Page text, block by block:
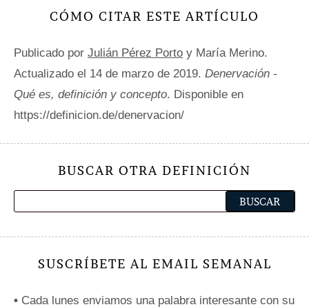
CÓMO CITAR ESTE ARTÍCULO
Publicado por Julián Pérez Porto y María Merino.
Actualizado el 14 de marzo de 2019. Denervación -
Qué es, definición y concepto. Disponible en
https://definicion.de/denervacion/
BUSCAR OTRA DEFINICIÓN
SUSCRÍBETE AL EMAIL SEMANAL
• Cada lunes enviamos una palabra interesante con su